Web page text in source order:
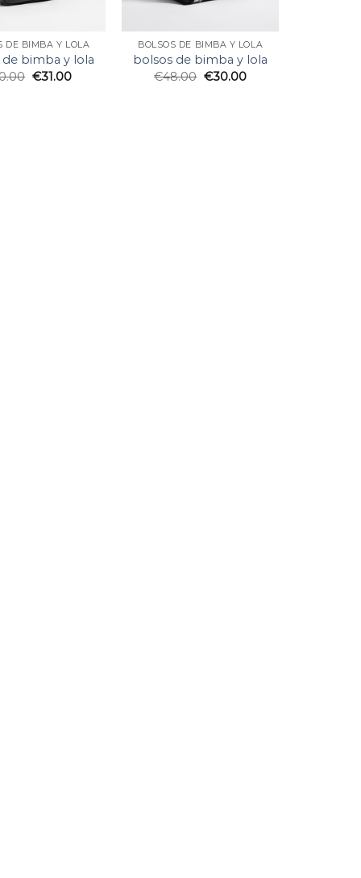
DE BIMBA Y LOLA
de bimba y lola
€31.00
BOLSOS DE BIMBA Y LOLA
bolsos de bimba y lola
€48.00 €30.00